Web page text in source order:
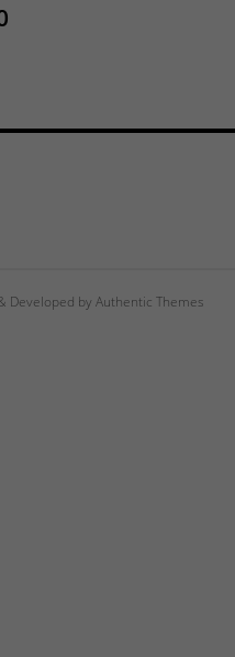
Developed by Authentic Themes